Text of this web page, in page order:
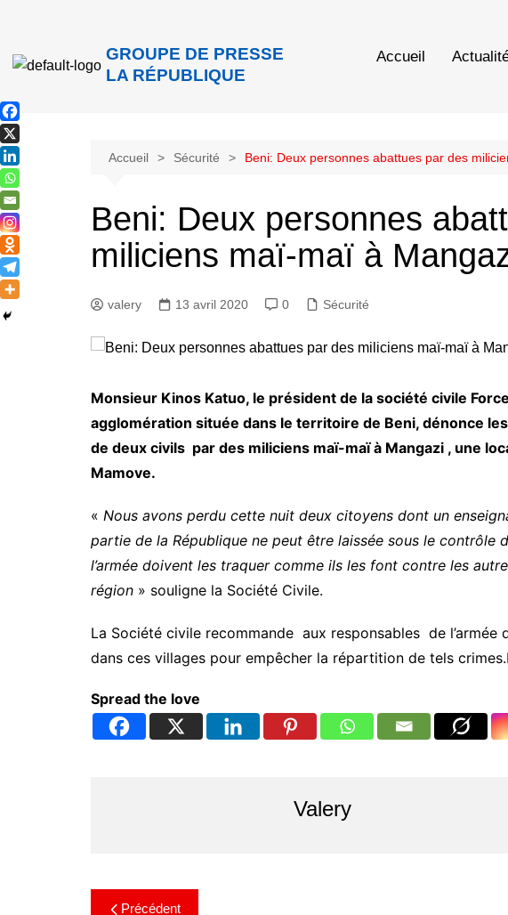
GROUPE DE PRESSE
LA RÉPUBLIQUE
Accueil
Accueil Sécurité Beni: Deux personnes abattues par des
Beni: Deux personnes
miliciens maï-maï à
valery 13 avril 2020 0 Sécurité
Monsieur Kinos Katuo, le président de la société civile
agglomération située dans le territoire de Beni, dénonce
de deux civils par des miliciens maï-maï à Mangazi , une
Mamove.
« Nous avons perdu cette nuit deux citoyens dont un
partie de la République ne peut être laissée sous le contrôle
l’armée doivent les traquer comme ils les font contre les
région » souligne la Société Civile.
La Société civile recommande aux responsables de l’armée
dans ces villages pour empêcher la répartition de tels
Spread the love
Valery
Précédent